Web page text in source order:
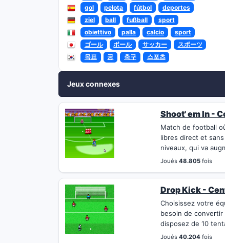
gol
pelota fútbol
deportes
ziel
ball fußball
sport
obiettivo
palla calcio
sport
ゴール
ボール サッカー
スポーツ
목표
공 축구 스포츠
Jeux connexes
Shoot' em In -
Match de football
libres direct et
niveaux, qui va
Joués 48.805fois
Drop Kick -
Choisissez votre
besoin de
disposez de 10
Joués 40.204fois